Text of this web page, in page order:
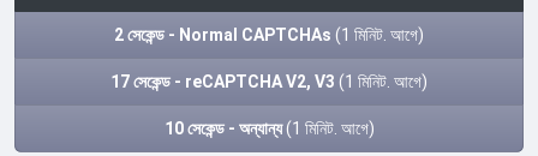
2 সেকেন্ড - Normal CAPTCHAs (1 মিনিট. আগে)
17 সেকেন্ড - reCAPTCHA V2, V3 (1 মিনিট. আগে)
10 সেকেন্ড - অন্যান্য(1 মিনিট. আগে)